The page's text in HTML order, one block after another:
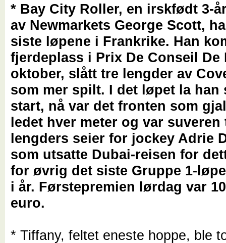
* Bay City Roller, en irskfødt 3-
av Newmarkets George Scott,
siste løpene i Frankrike. Han
fjerdeplass i Prix De Conseil De
oktober, slått tre lengder av
som mer spilt. I det løpet la han
start, nå var det fronten som
ledet hver meter og var suveren
lengders seier for jockey Adrie
som utsatte Dubai-reisen for
for øvrig det siste Gruppe 1-
i år. Førstepremien lørdag var
euro.
* Tiffany, feltet eneste hoppe, ble